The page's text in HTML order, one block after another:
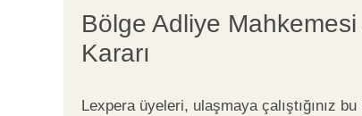
Bölge Adliye
Kararı
Lexpera üyeleri, ulaşmaya çalıştığınız